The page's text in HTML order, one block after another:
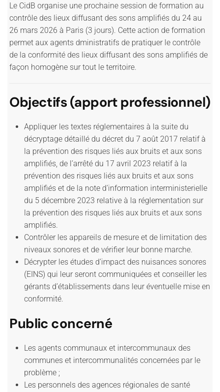
Le CidB organise une prochaine session de formation au
contrôle des lieux diffusant des sons amplifiés du 24 au
26 mars 2026 à Paris (3 jours). Cette action de formation
permet aux agents dministratifs de pratiquer le contrôle
de la conformité des lieux diffusant des sons amplifiés de
façon homogène sur tout le territoire.
Objectifs (apport professionnel)
Appliquer les textes réglementaires à la suite du
décryptage détaillé du décret du 7 août 2017 relatif à
la prévention des risques liés aux bruits et aux sons
amplifiés, de l’arrêté du 17 avril 2023 relatif à la
prévention des risques liés aux bruits et aux sons
amplifiés et de la note d’information interministerielle
du 5 décembre 2023 relative à la réglementation sur
la prévention des risques liés aux bruits et aux sons
amplifiés.
Contrôler les appareils de mesure et de limitation des
niveaux sonores et de vérifier leur bonne marche.
Décrypter les études d’impact des nuisances sonores
(EINS) qui leur seront communiquées et conseiller les
gérants d’établissements dans leur éventuelle mise en
conformité.
Public concerné
Les agents communaux et intercommunaux des
communes et intercommunalités concernées par le
problème ;
Les personnels des agences régionales de santé